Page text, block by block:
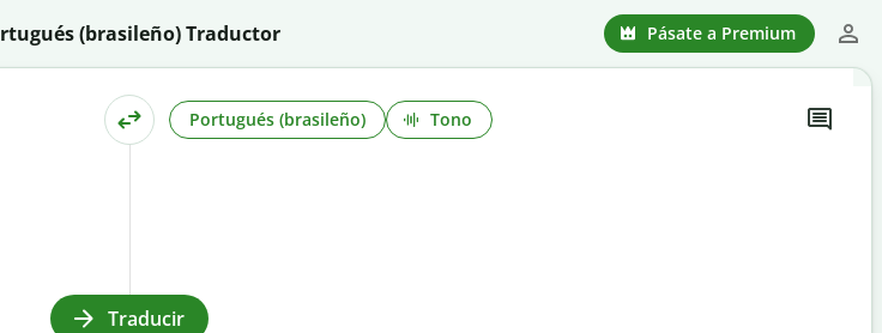
(brasileño) Traductor Pásate a Premium
Portugués (brasileño) Tono
Traducir